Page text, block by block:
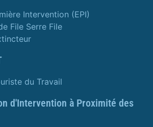
Intervention (EPI)
File Serre File
du Travail
d'Intervention à Proximité des